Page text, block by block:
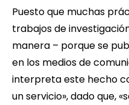
Puesto que muchas
trabajos de
manera – porque se
en los medios de
interpreta este hecho
un servicio», dado que,